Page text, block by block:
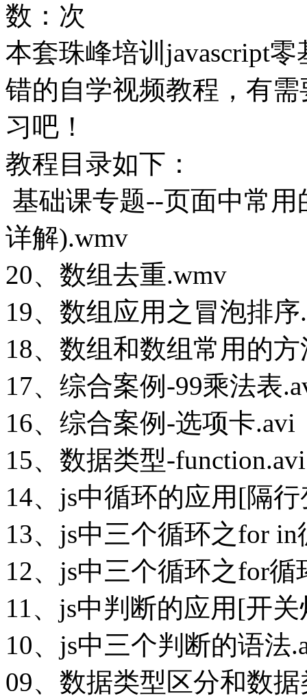
数： 次
本套珠峰培训javascript
错的自学视频教程，有
习吧！
教程目录如下：
基础课专题--页面中常
详解).wmv
20、数组去重.wmv
19、数组应用之冒泡排序
18、数组和数组常用的方
17、综合案例-99乘法表
16、综合案例-选项卡.avi
15、数据类型-function.avi
14、js中循环的应用[隔
13、js中三个循环之for in
12、js中三个循环之for循
11、js中判断的应用[开
10、js中三个判断的语法
09、数据类型区分和数